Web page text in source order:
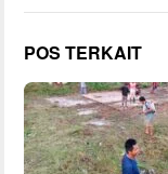
POS TERKAIT